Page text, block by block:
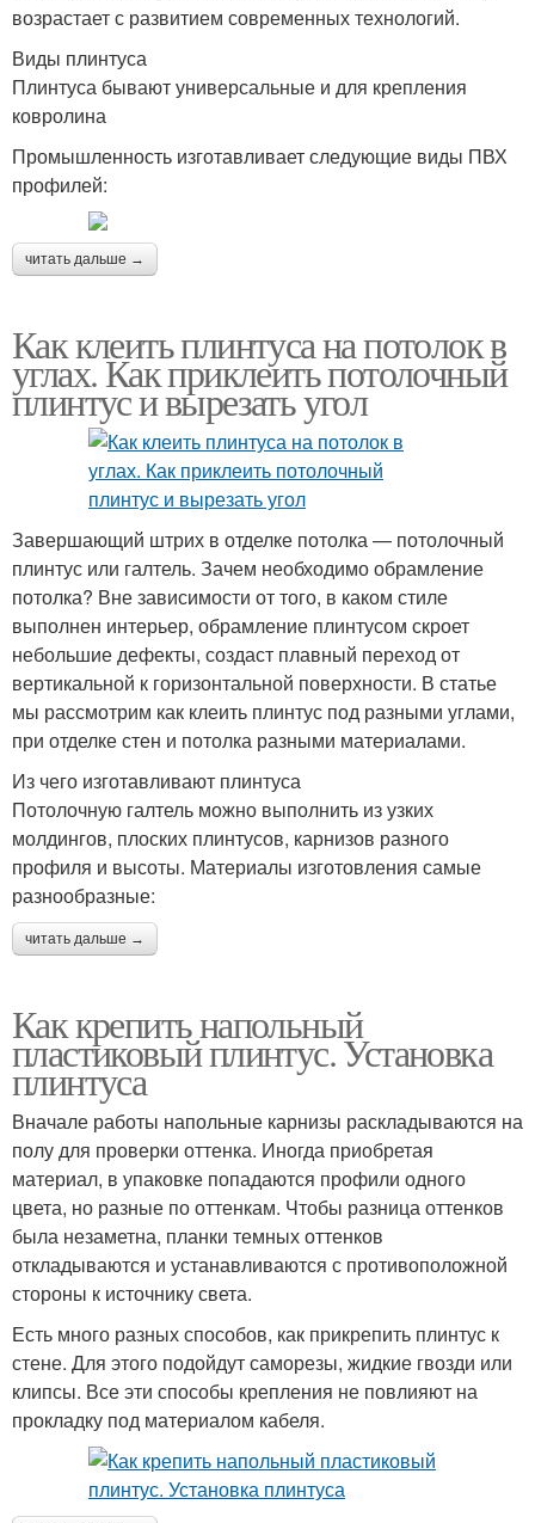
возрастает с развитием современных технологий.
Виды плинтуса
Плинтуса бывают универсальные и для крепления
ковролина
Промышленность изготавливает следующие виды ПВХ
профилей:
читать дальше →
Как клеить плинтуса на потолок в
углах. Как приклеить потолочный
плинтус и вырезать угол
Завершающий штрих в отделке потолка — потолочный
плинтус или галтель. Зачем необходимо обрамление
потолка? Вне зависимости от того, в каком стиле
выполнен интерьер, обрамление плинтусом скроет
небольшие дефекты, создаст плавный переход от
вертикальной к горизонтальной поверхности. В статье
мы рассмотрим как клеить плинтус под разными углами,
при отделке стен и потолка разными материалами.
Из чего изготавливают плинтуса
Потолочную галтель можно выполнить из узких
молдингов, плоских плинтусов, карнизов разного
профиля и высоты. Материалы изготовления самые
разнообразные:
читать дальше →
Как крепить напольный
пластиковый плинтус. Установка
плинтуса
Вначале работы напольные карнизы раскладываются на
полу для проверки оттенка. Иногда приобретая
материал, в упаковке попадаются профили одного
цвета, но разные по оттенкам. Чтобы разница оттенков
была незаметна, планки темных оттенков
откладываются и устанавливаются с противоположной
стороны к источнику света.
Есть много разных способов, как прикрепить плинтус к
стене. Для этого подойдут саморезы, жидкие гвозди или
клипсы. Все эти способы крепления не повлияют на
прокладку под материалом кабеля.